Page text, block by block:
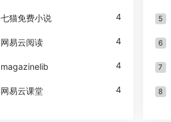
七猫免费小说 4
网易云阅读 4
magazinelib 4
网易云课堂 4
5
6
7
8